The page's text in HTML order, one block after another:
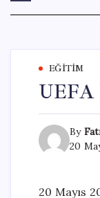
EĞITIM
UEFA
By
20
20 Mayıs